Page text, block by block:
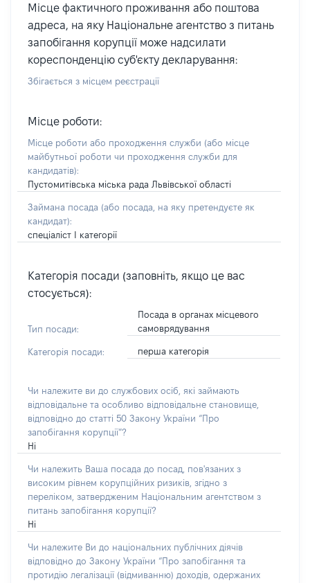
Місце фактичного проживання або поштова
адреса, на яку Національне агентство з питань
запобігання корупції може надсилати
кореспонденцію суб'єкту декларування:
Збігається з місцем реєстрації
Місце роботи:
Місце роботи або проходження служби (або місце
майбутньої роботи чи проходження служби для
кандидатів):
Пустомитівська міська рада Львівської області
Займана посада (або посада, на яку претендуєте як
кандидат):
спеціаліст І категорії
Категорія посади (заповніть, якщо це вас
стосується):
Тип посади:
Посада в органах місцевого
самоврядування
Категорія посади: перша категорія
Чи належите ви до службових осіб, які займають
відповідальне та особливо відповідальне становище,
відповідно до статті 50 Закону України “Про
запобігання корупції”?
Ні
Чи належить Ваша посада до посад, пов'язаних з
високим рівнем корупційних ризиків, згідно з
переліком, затвердженим Національним агентством з
питань запобігання корупції?
Ні
Чи належите Ви до національних публічних діячів
відповідно до Закону України “Про запобігання та
протидію легалізації (відмиванню) доходів, одержаних